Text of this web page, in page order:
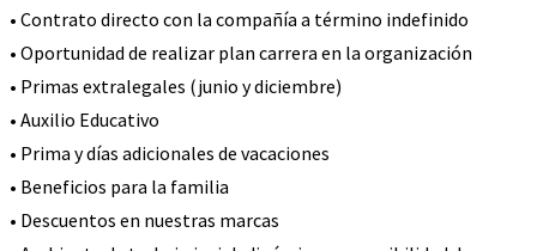
• Contrato directo con la compañía a término indefinido
• Oportunidad de realizar plan carrera en la organización
• Primas extralegales (junio y diciembre)
• Auxilio Educativo
• Prima y días adicionales de vacaciones
• Beneficios para la familia
• Descuentos en nuestras marcas